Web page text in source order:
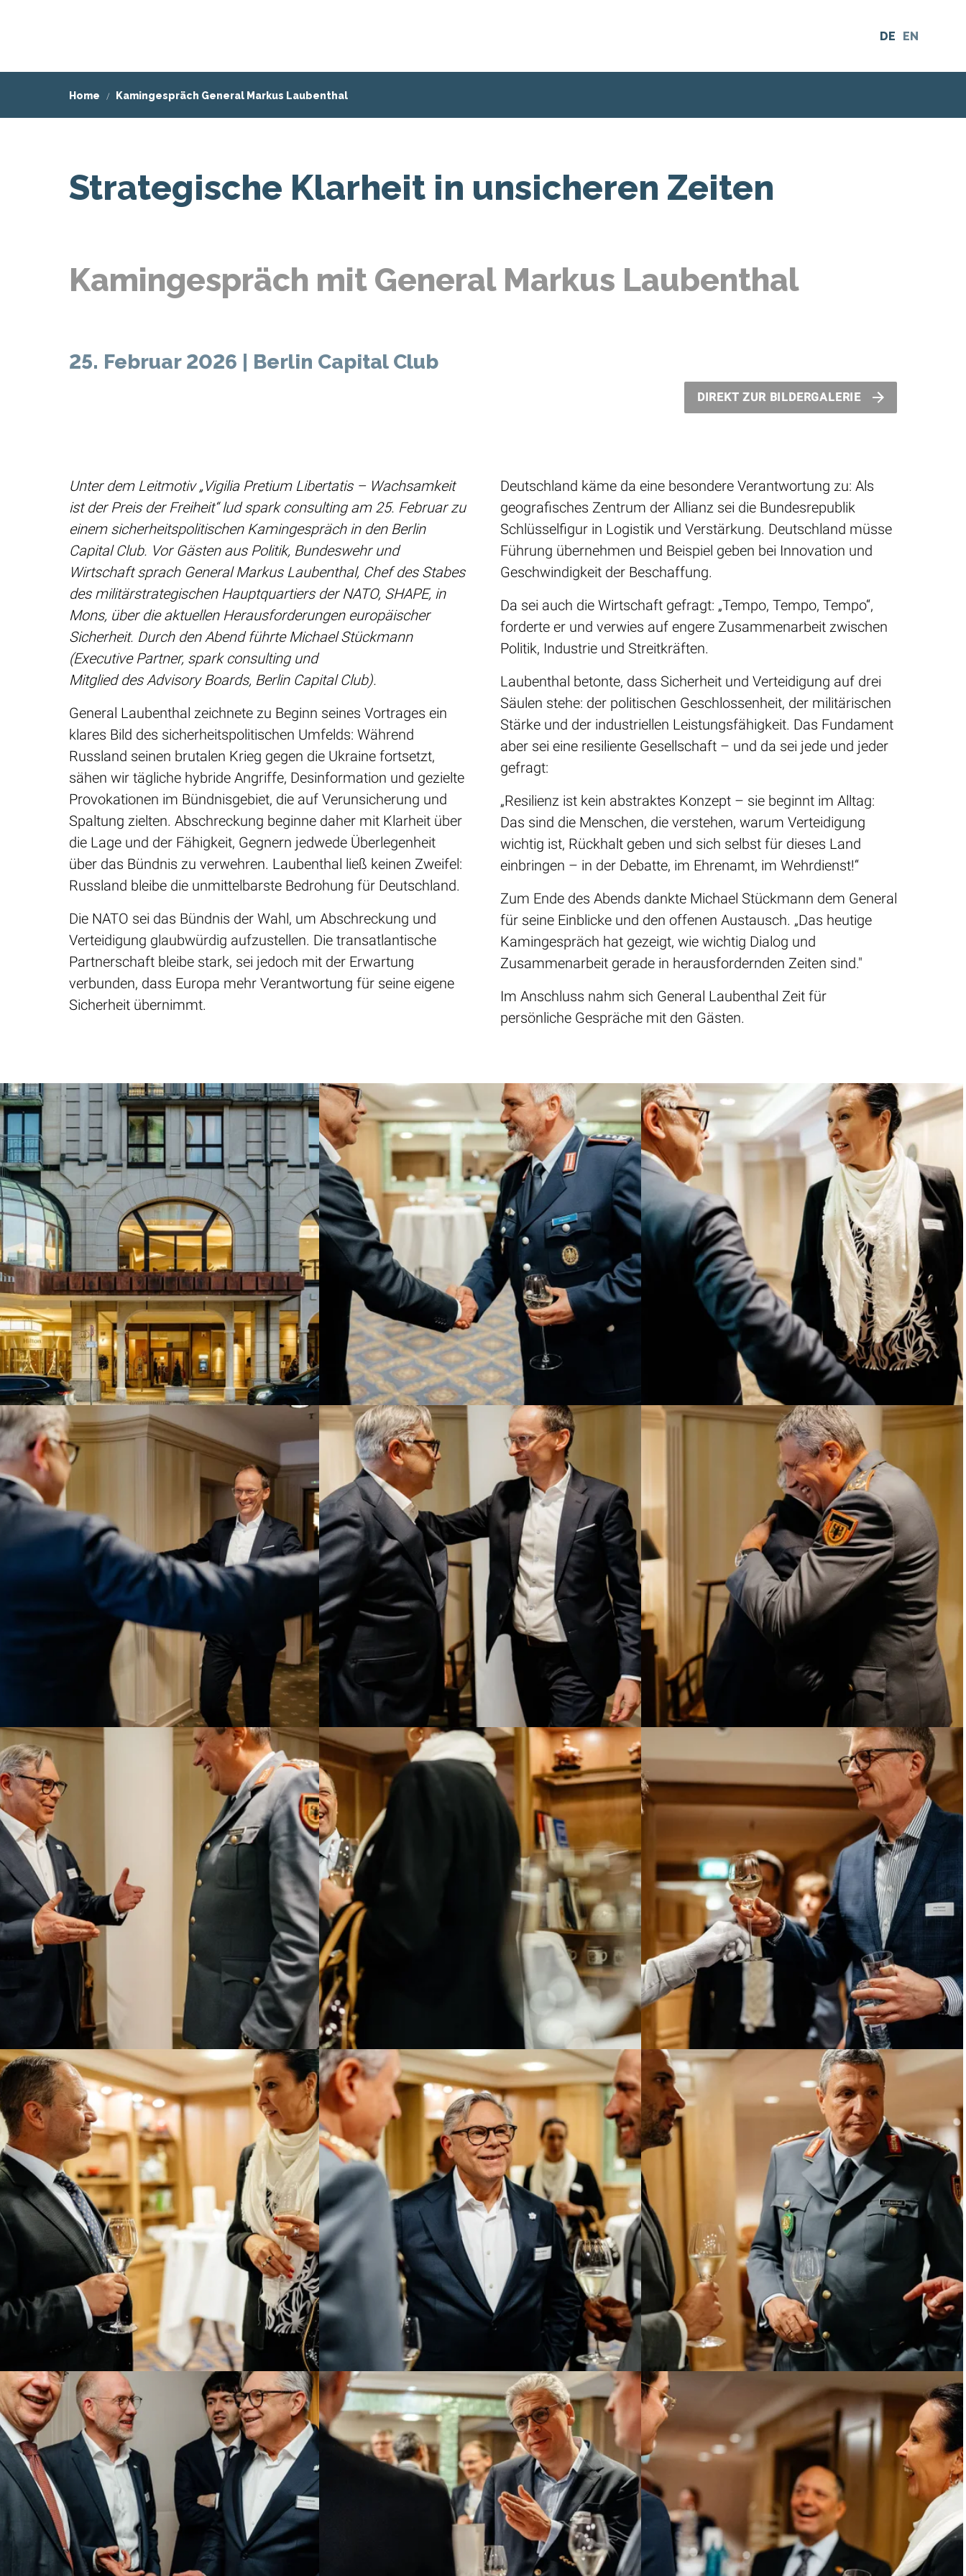
DE EN
Home Kamingespräch General Markus Laubenthal
Strategische Klarheit in unsicheren Zeiten
Kamingespräch mit General Markus Laubenthal
25. Februar 2026 | Berlin Capital Club
DIREKT ZUR BILDERGALERIE
Unter dem Leitmotiv „Vigilia Pretium Libertatis – Wachsamkeit
ist der Preis der Freiheit“ lud spark consulting am 25. Februar zu
einem sicherheitspolitischen Kamingespräch in den Berlin
Capital Club. Vor Gästen aus Politik, Bundeswehr und
Wirtschaft sprach General Markus Laubenthal, Chef des Stabes
des militärstrategischen Hauptquartiers der NATO, SHAPE, in
Mons, über die aktuellen Herausforderungen europäischer
Sicherheit. Durch den Abend führte Michael Stückmann
(Executive Partner, spark consulting und
Mitglied des Advisory Boards, Berlin Capital Club).
General Laubenthal zeichnete zu Beginn seines Vortrages ein
klares Bild des sicherheitspolitischen Umfelds: Während
Russland seinen brutalen Krieg gegen die Ukraine fortsetzt,
sähen wir tägliche hybride Angriffe, Desinformation und gezielte
Provokationen im Bündnisgebiet, die auf Verunsicherung und
Spaltung zielten. Abschreckung beginne daher mit Klarheit über
die Lage und der Fähigkeit, Gegnern jedwede Überlegenheit
über das Bündnis zu verwehren. Laubenthal ließ keinen Zweifel:
Russland bleibe die unmittelbarste Bedrohung für Deutschland.
Die NATO sei das Bündnis der Wahl, um Abschreckung und
Verteidigung glaubwürdig aufzustellen. Die transatlantische
Partnerschaft bleibe stark, sei jedoch mit der Erwartung
verbunden, dass Europa mehr Verantwortung für seine eigene
Sicherheit übernimmt.
Deutschland käme da eine besondere Verantwortung zu: Als
geografisches Zentrum der Allianz sei die Bundesrepublik
Schlüsselfigur in Logistik und Verstärkung. Deutschland müsse
Führung übernehmen und Beispiel geben bei Innovation und
Geschwindigkeit der Beschaffung.
Da sei auch die Wirtschaft gefragt: „Tempo, Tempo, Tempo“,
forderte er und verwies auf engere Zusammenarbeit zwischen
Politik, Industrie und Streitkräften.
Laubenthal betonte, dass Sicherheit und Verteidigung auf drei
Säulen stehe: der politischen Geschlossenheit, der militärischen
Stärke und der industriellen Leistungsfähigkeit. Das Fundament
aber sei eine resiliente Gesellschaft – und da sei jede und jeder
gefragt:
„Resilienz ist kein abstraktes Konzept – sie beginnt im Alltag:
Das sind die Menschen, die verstehen, warum Verteidigung
wichtig ist, Rückhalt geben und sich selbst für dieses Land
einbringen – in der Debatte, im Ehrenamt, im Wehrdienst!“
Zum Ende des Abends dankte Michael Stückmann dem General
für seine Einblicke und den offenen Austausch. „Das heutige
Kamingespräch hat gezeigt, wie wichtig Dialog und
Zusammenarbeit gerade in herausfordernden Zeiten sind."
Im Anschluss nahm sich General Laubenthal Zeit für
persönliche Gespräche mit den Gästen.